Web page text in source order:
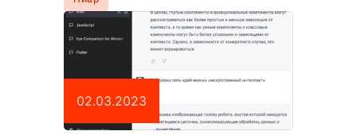
жестокий удар для миллионов
коммерческих художников. После
такого на ногах…
02.03.2023